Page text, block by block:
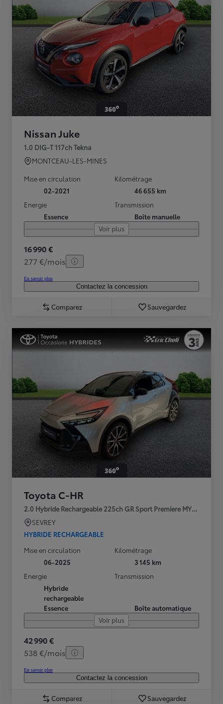
Nissan Juke
1.0 DIG-T 117ch Tekna
MONTCEAU-LES-MINES
Mise en circulation
02-2021
Kilométrage
46 655 km
Energie
Essence
Transmission
Boîte manuelle
Voir plus
16 990 €
277 €/mois
En savoir plus
Contactez la concession
Comparez Sauvegardez
Toyota C-HR
2.0 Hybride Rechargeable 225ch GR Sport Premiere MY25
SEVREY
HYBRIDE RECHARGEABLE
Mise en circulation
06-2025
Kilométrage
3 145 km
Energie
Hybride
rechargeable
Essence
Transmission
Boîte automatique
Voir plus
42 990 €
538 €/mois
En savoir plus
Contactez la concession
Comparez Sauvegardez